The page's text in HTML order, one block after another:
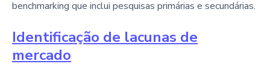
benchmarking que inclui pesquisas primárias e secundárias.
Identificação de lacunas de
mercado